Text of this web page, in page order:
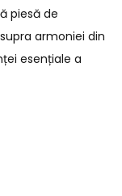
piesă de
armoniei din
esențiale a